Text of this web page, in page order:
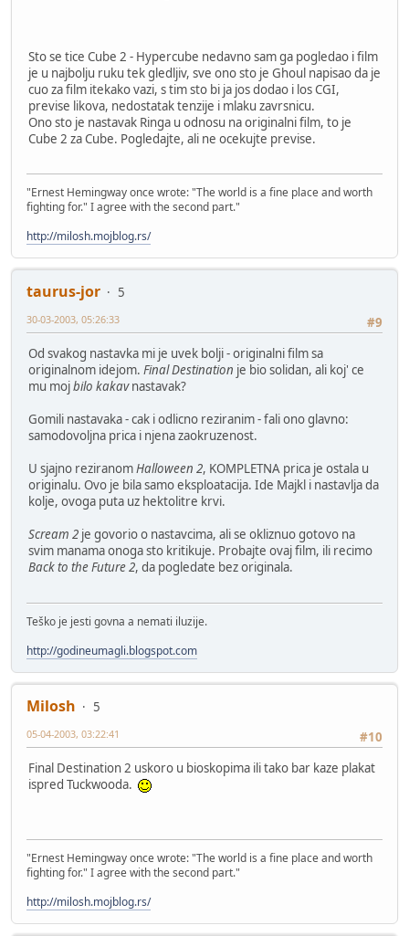
Sto se tice Cube 2 - Hypercube nedavno sam ga pogledao i film
je u najbolju ruku tek gledljiv, sve ono sto je Ghoul napisao da je
cuo za film itekako vazi, s tim sto bi ja jos dodao i los CGI,
previse likova, nedostatak tenzije i mlaku zavrsnicu.
Ono sto je nastavak Ringa u odnosu na originalni film, to je
Cube 2 za Cube. Pogledajte, ali ne ocekujte previse.
"Ernest Hemingway once wrote: "The world is a fine place and worth
fighting for." I agree with the second part."
http://milosh.mojblog.rs/
taurus-jor
5
#9
30-03-2003, 05:26:33
Od svakog nastavka mi je uvek bolji - originalni film sa
originalnom idejom. Final Destination je bio solidan, ali koj' ce
mu mojbilo kakavnastavak?
Gomili nastavaka - cak i odlicno reziranim - fali ono glavno:
samodovoljna prica i njena zaokruzenost.
U sjajno reziranomHalloween 2, KOMPLETNA prica je ostala u
originalu. Ovo je bila samo eksploatacija. Ide Majkl i nastavlja da
kolje, ovoga puta uz hektolitre krvi.
Scream 2 je govorio o nastavcima, ali se okliznuo gotovo na
svim manama onoga sto kritikuje. Probajte ovaj film, ili recimo
Back to the Future 2, da pogledate bez originala.
Teško je jesti govna a nemati iluzije.
http://godineumagli.blogspot.com
Milosh
5
#10
05-04-2003, 03:22:41
Final Destination 2 uskoro u bioskopima ili tako bar kaze plakat
ispred Tuckwooda.
"Ernest Hemingway once wrote: "The world is a fine place and worth
fighting for." I agree with the second part."
http://milosh.mojblog.rs/